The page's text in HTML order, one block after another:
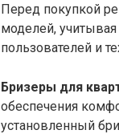
Перед покупкой
моделей,
пользователей и
Бризеры для
обеспечения
установленный